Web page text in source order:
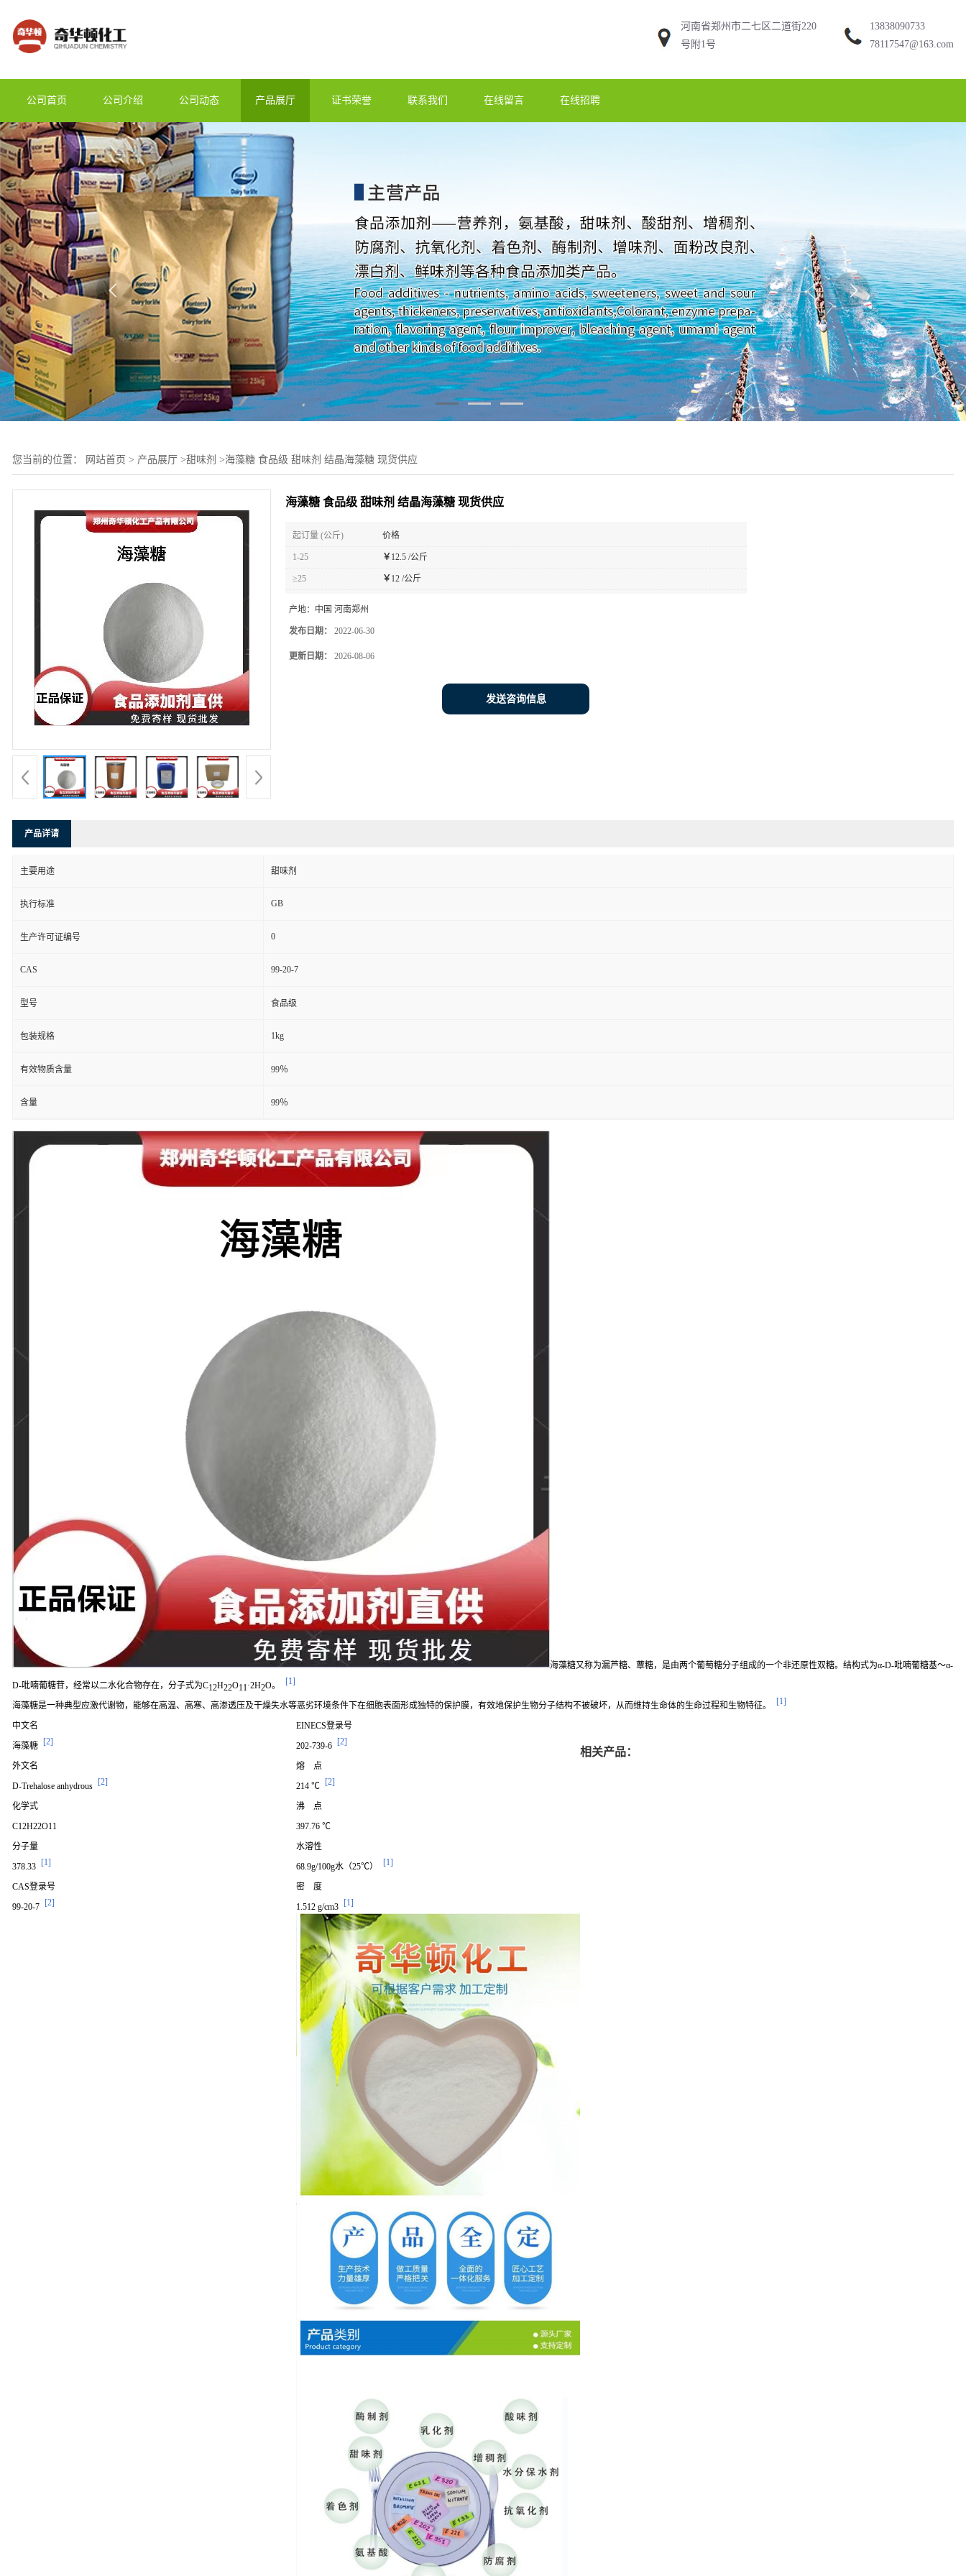
河南省郑州市二七区二道街220
号附1号
13838090733
78117547@163.com
公司首页 公司介绍 公司动态 产品展厅 证书荣誉 联系我们 在线留言 在线招聘
您当前的位置： 网站首页 > 产品展厅 >甜味剂 >海藻糖 食品级 甜味剂 结晶海藻糖 现货供应
海藻糖 食品级 甜味剂 结晶海藻糖 现货供应
起订量 (公斤) 价格
1-25 ￥ 12.5 /公斤
≥25 ￥ 12 /公斤
产地： 中国 河南郑州
发布日期： 2022-06-30
更新日期： 2026-08-06
发送咨询信息
产品详请
主要用途 甜味剂
执行标准 GB
生产许可证编号 0
CAS 99-20-7
型号 食品级
包装规格 1kg
有效物质含量 99％
含量 99％
海藻糖又称为漏芦糖、蕈糖，是由两个葡萄糖分子组成的一个非还原性双糖。结构式为α-D-吡喃葡糖基～α-
D-吡喃葡糖苷，经常以二水化合物存在，分子式为C12H22O11·2H2O。 [1]
海藻糖是一种典型应激代谢物，能够在高温、高寒、高渗透压及干燥失水等恶劣环境条件下在细胞表面形成独特的保护膜，有效地保护生物分子结构不被破坏，从而维持生命体的生命过程和生物特征。 [1]
中文名
海藻糖 [2]
外文名
D-Trehalose anhydrous [2]
化学式
C12H22O11
分子量
378.33 [1]
CAS登录号
99-20-7 [2]
EINECS登录号
202-739-6 [2]
熔 点
214 ℃ [2]
沸 点
397.76 ℃
水溶性
68.9g/100g水（25℃）
[1]
密 度
1.512 g/cm3 [1]
相关产品：